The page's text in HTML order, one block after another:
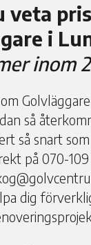
veta
i
inom
så
så snart
på 070-
dig